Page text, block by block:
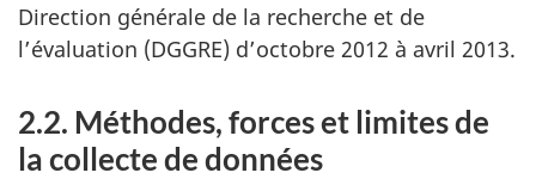
Direction générale de la recherche et de
l’évaluation (DGGRE) d’octobre 2012 à avril 2013.
2.2. Méthodes, forces et limites de
la collecte de données